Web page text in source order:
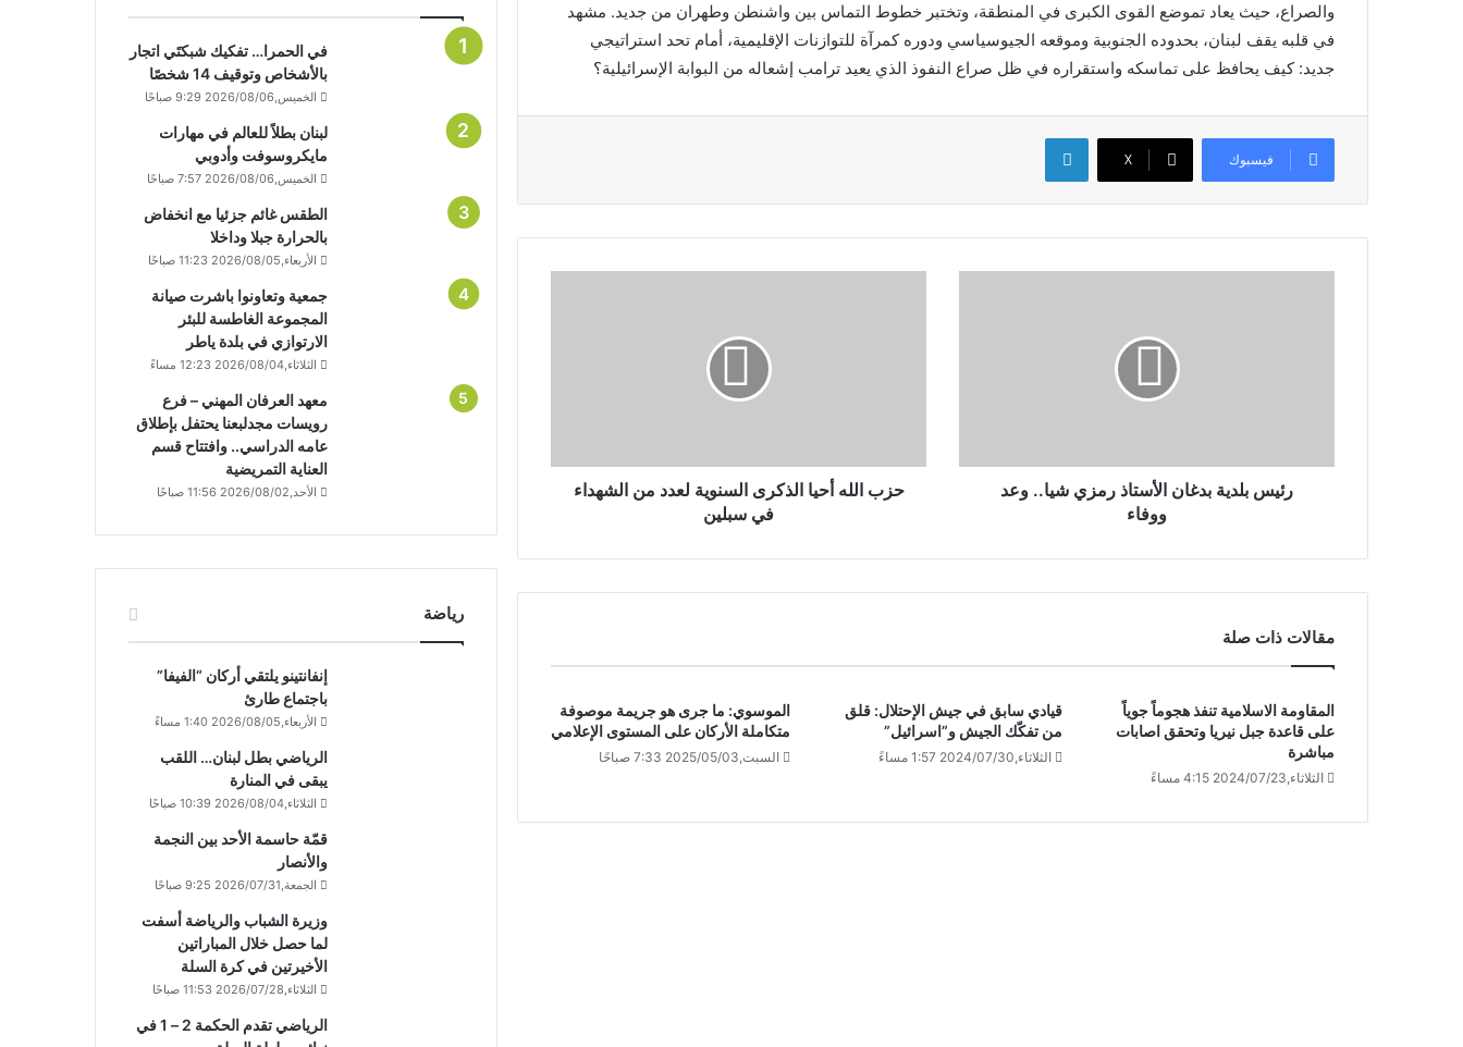
والصراع، حيث يعاد تموضع القوى الكبرى في المنطقة، وتختبر خطوط التماس بين واشنطن وطهران من جديد. مشهد
في قلبه يقف لبنان، بحدوده الجنوبية وموقعه الجيوسياسي ودوره كمرآة للتوازنات الإقليمية، أمام تحد استراتيجي
جديد: كيف يحافظ على تماسكه واستقراره في ظل صراع النفوذ الذي يعيد ترامب إشعاله من البوابة الإسرائيلية؟
فيسبوك X
لينكدإن
رئيس بلدية بدغان الأستاذ رمزي شيا.. وعد
ووفاء
حزب الله أحيا الذكرى السنوية لعدد من الشهداء
في سبلين
مقالات ذات صلة
المقاومة الاسلامية تنفذ هجوماً جوياً
على قاعدة جبل نيريا وتحقق اصابات
مباشرة
الثلاثاء,2024/07/23 4:15 مساءً
قيادي سابق في جيش الإحتلال: قلق
من تفكّك الجيش و”اسرائيل”
الثلاثاء,2024/07/30 1:57 مساءً
الموسوي: ما جرى هو جريمة موصوفة
متكاملة الأركان على ‏‏المستوى الإعلامي
السبت,2025/05/03 7:33 صباحًا
في الحمرا… تفكيك شبكتَي اتجار
بالأشخاص وتوقيف 14 شخصًا
الخميس,2026/08/06 9:29 صباحًا
لبنان بطلاً للعالم في مهارات
مايكروسوفت وأدوبي
الخميس,2026/08/06 7:57 صباحًا
الطقس غائم جزئيا مع انخفاض
بالحرارة جبلا وداخلا
الأربعاء,2026/08/05 11:23 صباحًا
جمعية وتعاونوا باشرت صيانة
المجموعة الغاطسة للبئر
الارتوازي في بلدة ياطر
الثلاثاء,2026/08/04 12:23 مساءً
معهد العرفان المهني – فرع
رويسات مجدلبعنا يحتفل بإطلاق
عامه الدراسي.. وافتتاح قسم
العناية التمريضية
الأحد,2026/08/02 11:56 صباحًا
رياضة
إنفانتينو يلتقي أركان “الفيفا”
باجتماع طارئ
الأربعاء,2026/08/05 1:40 مساءً
الرياضي بطل لبنان… اللقب
يبقى في المنارة
الثلاثاء,2026/08/04 10:39 صباحًا
قمّة حاسمة الأحد بين النجمة
والأنصار
الجمعة,2026/07/31 9:25 صباحًا
وزيرة الشباب والرياضة أسفت
لما حصل خلال المباراتين
الأخيرتين في كرة السلة
الثلاثاء,2026/07/28 11:53 صباحًا
الرياضي تقدم الحكمة 2 – 1 في